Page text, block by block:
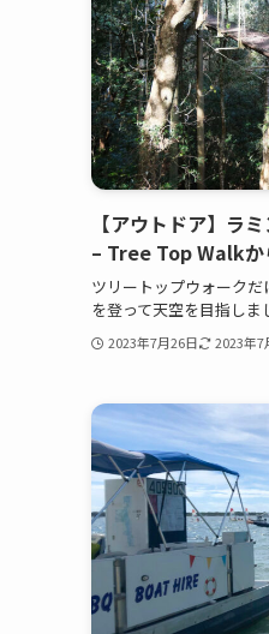
【アウトドア】ラ
– Tree Top Walkか
ツリートップウォーク
を登って天空を目指しま
2023年7月26日 2023年7